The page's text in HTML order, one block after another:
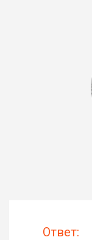
Ответ: